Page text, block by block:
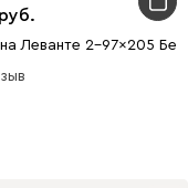
Леванте 2-97x205